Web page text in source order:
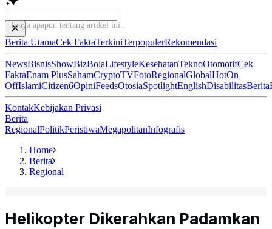
Tanya apapun tentang artikel
Berita UtamaCek FaktaTerkiniTerpopulerRekomendasi
NewsBisnisShowBizBolaLifestyleKesehatanTeknoOtomotifCek
FaktaEnam PlusSahamCryptoTVFotoRegionalGlobalHotOn
OffIslamiCitizen6OpiniFeedsOtosiaSpotlightEnglishDisabilitasBerita
KontakKebijakan Privasi
Berita
RegionalPolitikPeristiwaMegapolitanInfografis
Home
Berita
Regional
Helikopter Dikerahkan Padamkan